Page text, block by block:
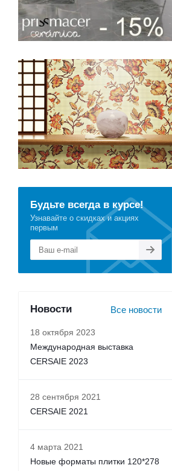
Будьте всегда в курсе!
Узнавайте о скидках и акциях
первым
Новости Все новости
18 октября 2023
Международная выставка
CERSAIE 2023
28 сентября 2021
CERSAIE 2021
4 марта 2021
Новые форматы плитки 120*278